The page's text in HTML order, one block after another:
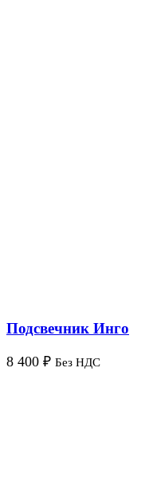
Подсвечник Инго
8 400 ₽ Без НДС